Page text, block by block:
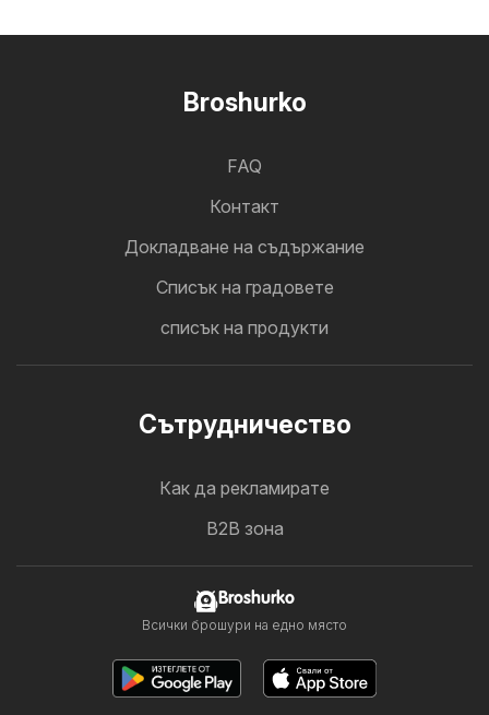
Broshurko
FAQ
Контакт
Докладване на съдържание
Cписък на градовете
списък на продукти
Cътрудничество
Как да рекламирате
B2B зона
Broshurko
Всички брошури на едно място